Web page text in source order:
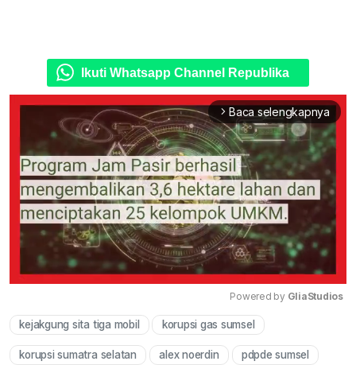
Ikuti Whatsapp Channel Republika
arrow_forward_ios Baca selengkapnya
Powered by GliaStudios
kejakgung sita tiga mobil korupsi gas sumsel
korupsi sumatra selatan alex noerdin pdpde sumsel